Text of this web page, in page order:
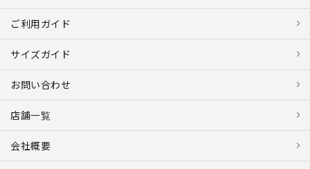
ご利用ガイド
サイズガイド
お問い合わせ
店舗一覧
会社概要